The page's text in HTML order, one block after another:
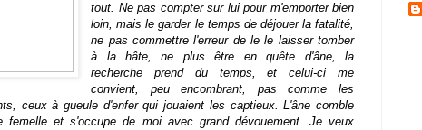
tout. Ne pas compter sur lui pour m'emporter bien
loin, mais le garder le temps de déjouer la fatalité,
ne pas commettre l'erreur de le le laisser tomber
à la hâte, ne plus être en quête d'âne, la
recherche prend du temps, et celui-ci me
convient, peu encombrant, pas comme les
ceux à gueule d'enfer qui jouaient les captieux. L'âne comble
femelle et s'occupe de moi avec grand dévouement. Je veux